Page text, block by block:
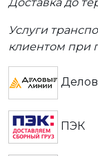
Услуги
клиентом при
ПЭК